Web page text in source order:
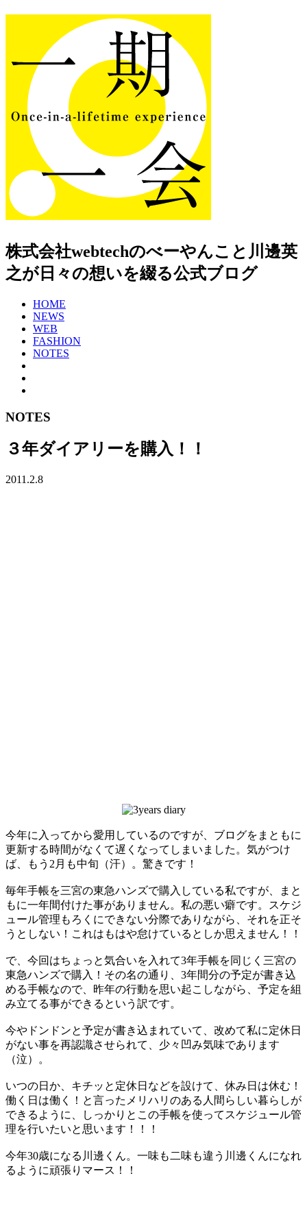
株式会社webtechのべーやんこと川邊英
之が日々の想いを綴る公式ブログ
HOME
NEWS
WEB
FASHION
NOTES
NOTES
３年ダイアリーを購入！！
2011.2.8
今年に入ってから愛用しているのですが、ブログをまともに
更新する時間がなくて遅くなってしまいました。気がつけ
ば、もう2月も中旬（汗）。驚きです！
毎年手帳を三宮の東急ハンズで購入している私ですが、まと
もに一年間付けた事がありません。私の悪い癖です。スケジ
ュール管理もろくにできない分際でありながら、それを正そ
うとしない！これはもはや怠けているとしか思えません！！
で、今回はちょっと気合いを入れて3年手帳を同じく三宮の
東急ハンズで購入！その名の通り、3年間分の予定が書き込
める手帳なので、昨年の行動を思い起こしながら、予定を組
み立てる事ができるという訳です。
今やドンドンと予定が書き込まれていて、改めて私に定休日
がない事を再認識させられて、少々凹み気味であります
（泣）。
いつの日か、キチッと定休日などを設けて、休み日は休む！
働く日は働く！と言ったメリハリのある人間らしい暮らしが
できるように、しっかりとこの手帳を使ってスケジュール管
理を行いたいと思います！！！
今年30歳になる川邊くん。一味も二味も違う川邊くんになれ
るように頑張りマース！！